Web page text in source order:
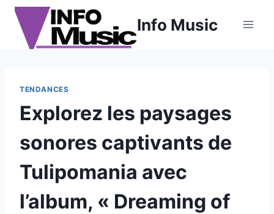
Aller
contenu
Info Music
TENDANCES
Explorez les paysages
sonores captivants de
Tulipomania avec
l’album, « Dreaming of